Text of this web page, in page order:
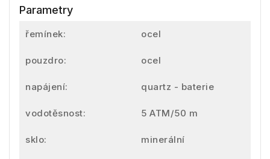
Parametry
řemínek: ocel
pouzdro: ocel
napájení: quartz - baterie
vodotěsnost: 5 ATM/50 m
sklo: minerální